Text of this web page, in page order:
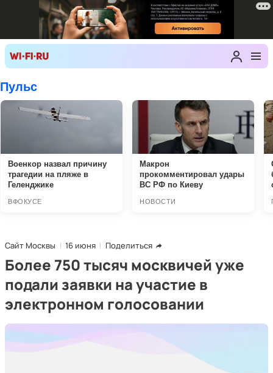
Сайт Москвы 16 июня Поделиться
Более 750 тысяч москвичей уже
подали заявки на участие в
электронном голосовании